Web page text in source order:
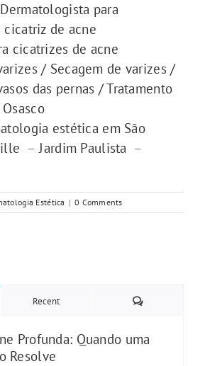
para
de acne
cicatrizes de acne
/ Secagem de varizes /
das pernas / Tratamento
estética em São
–Jardim Paulista –
Estética | 0 Comments
Recent Comments
Profunda: Quando uma
Resolve